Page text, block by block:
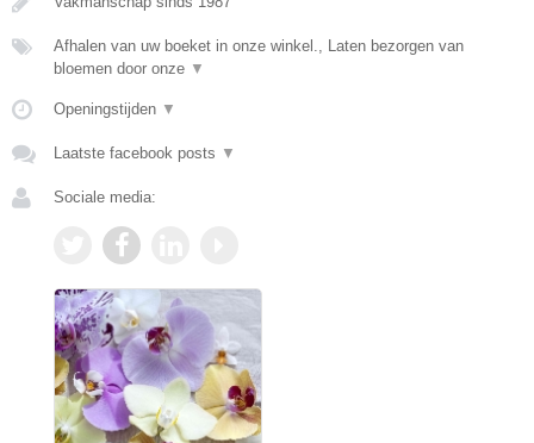
Afhalen van uw boeket in onze winkel., Laten bezorgen van
bloemen door onze ▼
Openingstijden ▼
Laatste facebook posts ▼
Sociale media: